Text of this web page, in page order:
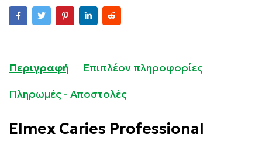
Περιγραφή
Επιπλέον πληροφορίες
Πληρωμές - Αποστολές
Elmex Caries Professional